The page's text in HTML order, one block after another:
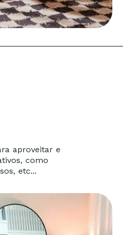
aproveitar e
como
etc...